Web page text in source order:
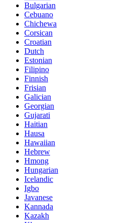
Bulgarian
Cebuano
Chichewa
Corsican
Croatian
Dutch
Estonian
Filipino
Finnish
Frisian
Galician
Georgian
Gujarati
Haitian
Hausa
Hawaiian
Hebrew
Hmong
Hungarian
Icelandic
Igbo
Javanese
Kannada
Kazakh